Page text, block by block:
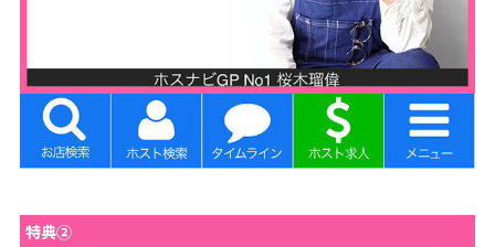
特典②